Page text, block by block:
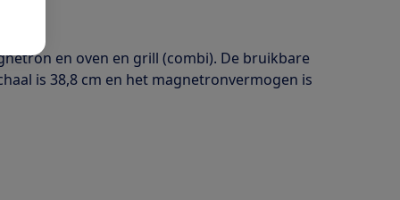
en oven en grill (combi). De bruikbare
is 38,8 cm en het magnetronvermogen is